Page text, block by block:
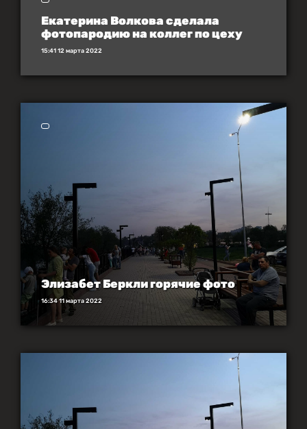
Екатерина Волкова сделала
фотопародию на коллег по цеху
15:41 12 марта 2022
Элизабет Беркли горячие фото
16:34 11 марта 2022